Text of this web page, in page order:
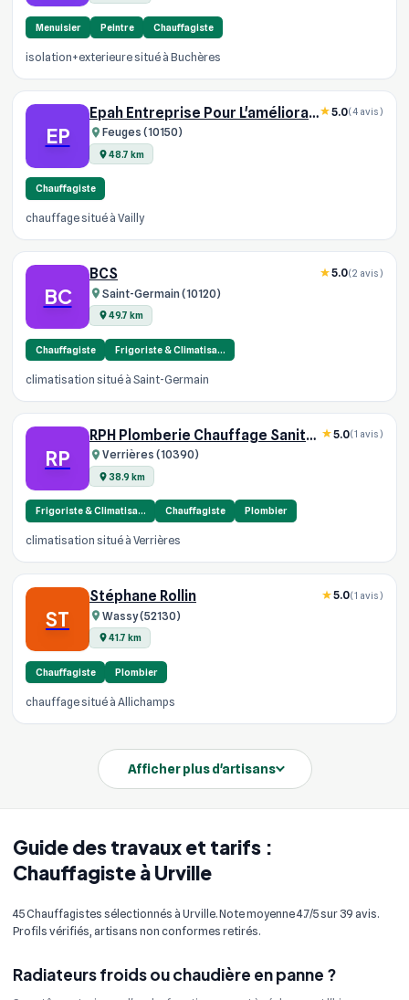
Guide des travaux et tarifs :
Chauffagiste à Urville
45 Chauffagistes sélectionnés à Urville. Note moyenne 4.7/5 sur 39 avis.
Profils vérifiés, artisans non conformes retirés.
Radiateurs froids ou chaudière en panne ?
Menuisier Peintre Chauffagiste
isolation+exterieure situé à Buchères
EP
Epah Entreprise Pour L'amélioration De L'habitat
Feuges (10150)
48.7 km
5.0(4 avis)
Chauffagiste
chauffage situé à Vailly
BC
BCS
Saint-Germain (10120)
49.7 km
5.0(2 avis)
Chauffagiste Frigoriste & Climatisa…
climatisation situé à Saint-Germain
RP
RPH Plomberie Chauffage Sanitaire
Verrières (10390)
38.9 km
5.0(1 avis)
Frigoriste & Climatisa… Chauffagiste Plombier
climatisation situé à Verrières
ST
Stéphane Rollin
Wassy (52130)
41.7 km
5.0(1 avis)
Chauffagiste Plombier
chauffage situé à Allichamps
Afficher plus d'artisans